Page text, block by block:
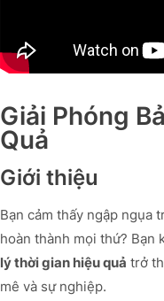
Giải Phóng
Quả
Giới thiệu
Bạn cảm thấy ngập ngụa
hoàn thành mọi thứ?
lý thời gian hiệu quả trở
mê và sự nghiệp.